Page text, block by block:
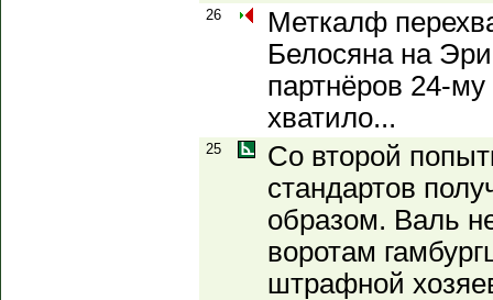
26
Меткалф
Белосяна на
партнёров 24-
хватило...
25
Со второй
стандартов
образом. Валь
воротам
штрафной